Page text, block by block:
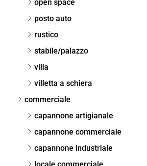
open space
posto auto
rustico
stabile/palazzo
villa
villetta a schiera
commerciale
capannone artigianale
capannone commerciale
capannone industriale
locale commerciale